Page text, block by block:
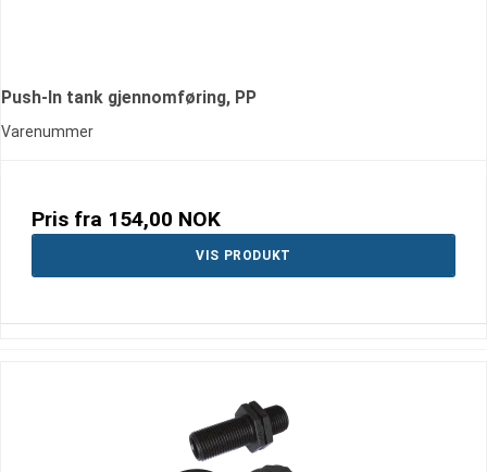
Push-In tank gjennomføring, PP
Varenummer
Pris fra 154,00 NOK
VIS PRODUKT